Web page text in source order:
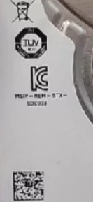
в 98%
не